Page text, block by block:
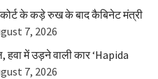
के कड़े रुख के बाद कैबिनेट मंत्री
7, 2026
हवा में उड़ने वाली कार ‘Hapida
7, 2026